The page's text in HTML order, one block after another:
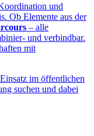
und
Ob Elemente aus der
– alle
und verbindbar.
mit
im öffentlichen
suchen und dabei